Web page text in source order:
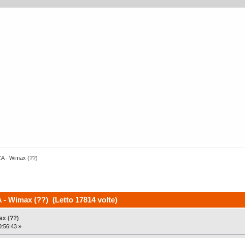
- Wimax (??)
- Wimax (??) (Letto 17814 volte)
(??)
»